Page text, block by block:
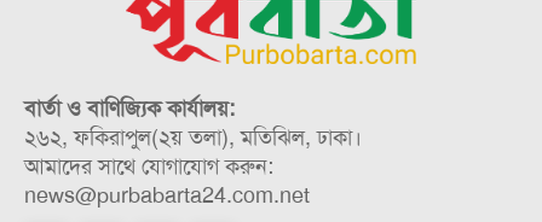
বার্তা ও বাণিজ্যিক কার্যালয়:
২৬২, ফকিরাপুল(২য় তলা), মতিঝিল, ঢাকা।
আমাদের সাথে যোগাযোগ করুন:
news@purbabarta24.com.net